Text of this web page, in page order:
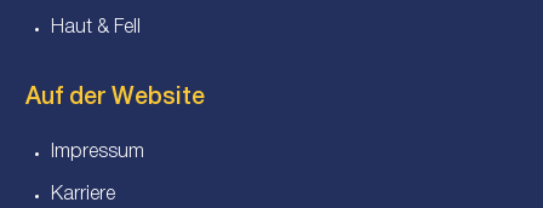
Haut & Fell
Auf der Website
Impressum
Karriere